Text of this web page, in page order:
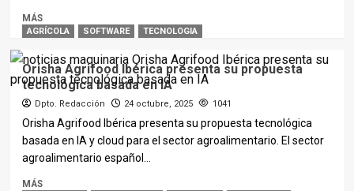
MÁS
AGRÍCOLA SOFTWARE TECNOLOGIA
Orisha Agrifood Ibérica presenta su propuesta
tecnológica basada en IA
Dpto. Redacción 24 octubre, 2025 1041
Orisha Agrifood Ibérica presenta su propuesta tecnológica
basada en IA y cloud para el sector agroalimentario. El sector
agroalimentario español...
MÁS